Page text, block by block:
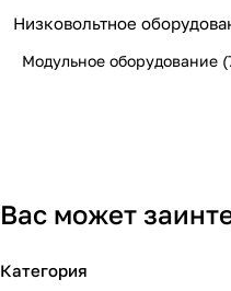
Низковольтное
Модульное оборудование
Вас может
Категория